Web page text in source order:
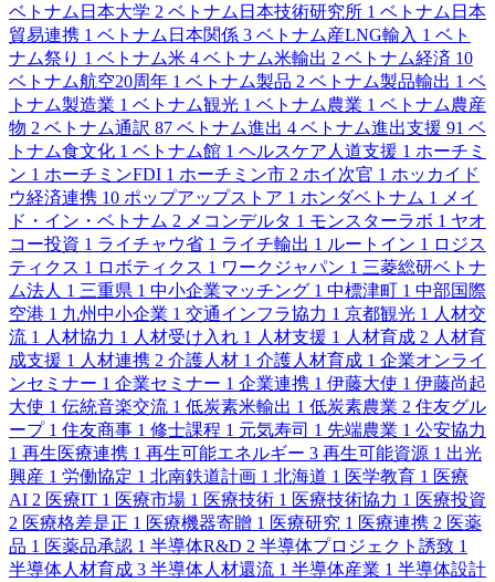
ベトナム日本大学 2 ベトナム日本技術研究所 1 ベトナム日本
貿易連携 1 ベトナム日本関係 3 ベトナム産LNG輸入 1 ベト
ナム祭り 1 ベトナム米 4 ベトナム米輸出 2 ベトナム経済 10
ベトナム航空20周年 1 ベトナム製品 2 ベトナム製品輸出 1 ベ
トナム製造業 1 ベトナム観光 1 ベトナム農業 1 ベトナム農産
物 2 ベトナム通訳 87 ベトナム進出 4 ベトナム進出支援 91 ベ
トナム食文化 1 ベトナム館 1 ヘルスケア人道支援 1 ホーチミ
ン 1 ホーチミンFDI 1 ホーチミン市 2 ホイ次官 1 ホッカイド
ウ経済連携 10 ポップアップストア 1 ホンダベトナム 1
メイ
ド・イン・ベトナム 2 メコンデルタ 1 モンスターラボ 1 ヤオ
コー投資 1 ライチャウ省 1 ライチ輸出 1 ルートイン 1 ロジス
ティクス 1 ロボティクス 1 ワークジャパン 1 三菱総研ベトナ
ム法人 1 三重県 1 中小企業マッチング 1 中標津町 1 中部国際
空港 1 九州中小企業 1 交通インフラ協力 1 京都観光 1 人材交
流 1 人材協力 1 人材受け入れ 1 人材支援 1 人材育成 2 人材育
成支援 1 人材連携 2 介護人材 1 介護人材育成 1 企業オンライ
ンセミナー 1 企業セミナー 1 企業連携 1 伊藤大使 1 伊藤尚起
大使 1 伝統音楽交流 1 低炭素米輸出 1 低炭素農業 2 住友グル
ープ 1 住友商事 1 修士課程 1 元気寿司 1 先端農業 1 公安協力
1 再生医療連携 1 再生可能エネルギー 3 再生可能資源 1 出光
興産 1 労働協定 1 北南鉄道計画 1 北海道 1 医学教育 1 医療
AI 2 医療IT 1 医療市場 1 医療技術 1 医療技術協力 1 医療投資
2 医療格差是正 1 医療機器寄贈 1 医療研究 1 医療連携 2 医薬
品 1 医薬品承認 1 半導体R&D 2 半導体プロジェクト誘致 1
半導体人材育成 3 半導体人材還流 1 半導体産業 1 半導体設計